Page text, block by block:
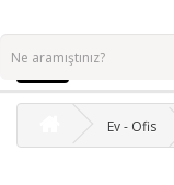
Ev - Ofis